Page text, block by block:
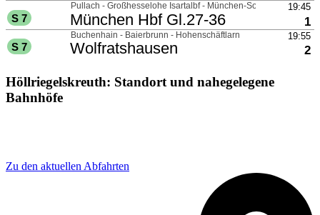
Höllriegelskreuth: Standort und nahegelegene
Bahnhöfe
Zu den aktuellen Abfahrten